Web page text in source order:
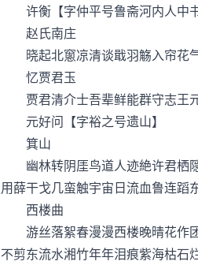
许衡【字仲平号鲁斋河内人中书
赵氏南庄
晓起北窻凉清谈戢羽觞入帘花
忆贾君玉
贾君清介士吾辈鲜能群守志王
元好问【字裕之号遗山】
箕山
幽林转阴厓鸟道人迹絶许君栖
用薛干戈几蛮触宇宙日流血鲁连蹈
西楼曲
游丝落絮春漫漫西楼晚晴花作团
不剪东流水湘竹年年泪痕紫海枯石